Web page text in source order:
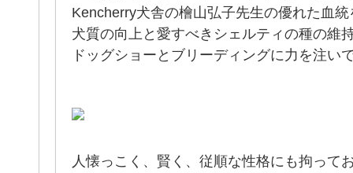
Kencherry犬舎の檜山弘子先生の優れた血
犬質の向上と愛すべきシェルティの種の維
ドッグショーとブリーディングに力を注い
人懐っこく、賢く、従順な性格にも拘って